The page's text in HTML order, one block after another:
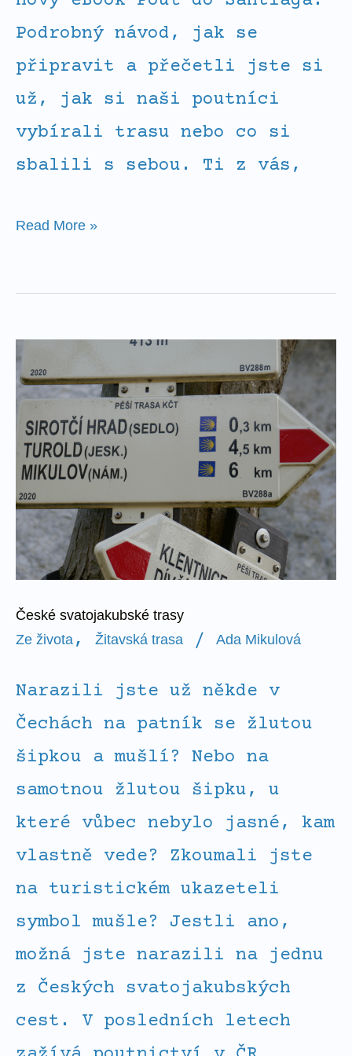
Podrobný návod, jak se
připravit a přečetli jste si
už, jak si naši poutníci
vybírali trasu nebo co si
sbalili s sebou. Ti z vás,
Read More »
České svatojakubské trasy
Ze života , Žitavská trasa / Ada Mikulová
Narazili jste už někde v
Čechách na patník se žlutou
šipkou a mušlí? Nebo na
samotnou žlutou šipku, u
které vůbec nebylo jasné, kam
vlastně vede? Zkoumali jste
na turistickém ukazeteli
symbol mušle? Jestli ano,
možná jste narazili na jednu
z Českých svatojakubských
cest. V posledních letech
svatojakubské
trasy